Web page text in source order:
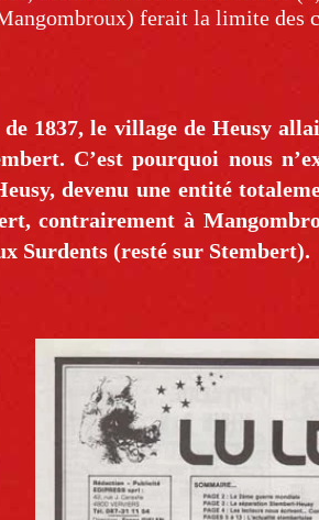
ferait la limite des
1837, le village de Heusy
C’est pourquoi nous
devenu une entité
contrairement à
Surdents (resté sur Stembert).